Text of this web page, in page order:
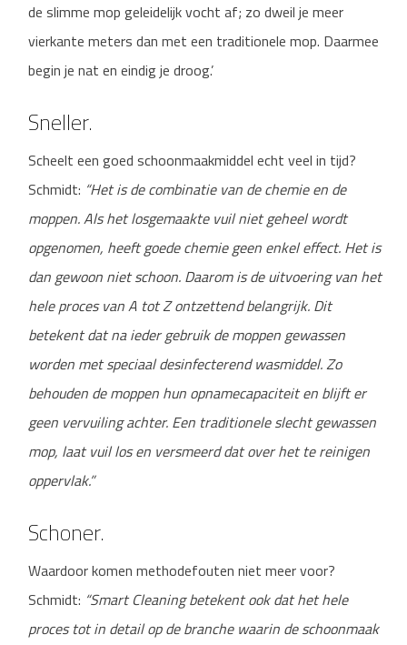
de slimme mop geleidelijk vocht af; zo dweil je meer
vierkante meters dan met een traditionele mop. Daarmee
begin je nat en eindig je droog.’
Sneller.
Scheelt een goed schoonmaakmiddel echt veel in tijd?
Schmidt: “Het is de combinatie van de chemie en de
moppen. Als het losgemaakte vuil niet geheel wordt
opgenomen, heeft goede chemie geen enkel effect. Het is
dan gewoon niet schoon. Daarom is de uitvoering van het
hele proces van A tot Z ontzettend belangrijk. Dit
betekent dat na ieder gebruik de moppen gewassen
worden met speciaal desinfecterend wasmiddel. Zo
behouden de moppen hun opnamecapaciteit en blijft er
geen vervuiling achter. Een traditionele slecht gewassen
mop, laat vuil los en versmeerd dat over het te reinigen
oppervlak.”
Schoner.
Waardoor komen methodefouten niet meer voor?
Schmidt: “Smart Cleaning betekent ook dat het hele
proces tot in detail op de branche waarin de schoonmaak